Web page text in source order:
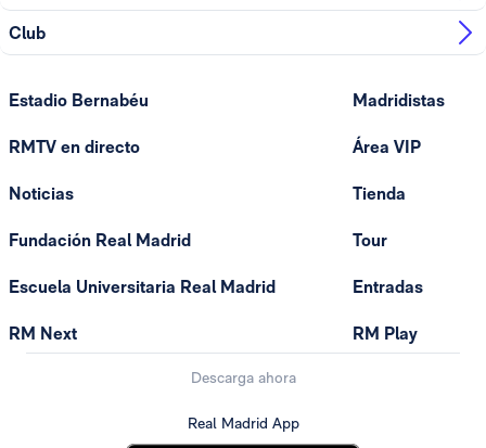
Club
Estadio Bernabéu
RMTV en directo
Noticias
Fundación Real Madrid
Escuela Universitaria Real Madrid
RM Next
Madridistas
Área VIP
Tienda
Tour
Entradas
RM Play
Descarga ahora
Real Madrid App